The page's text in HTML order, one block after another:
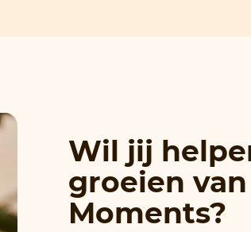
Wil jij
groeien
Moments?